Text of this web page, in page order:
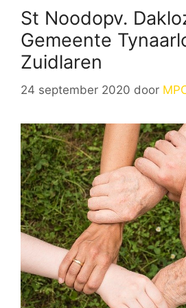
St Noodopv.
Gemeente
Zuidlaren
24 september 2020 door